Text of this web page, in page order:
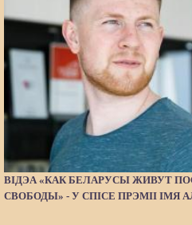
ВІДЭА «КАК БЕЛАРУСЫ ЖИВУТ
СВОБОДЫ» - У СПІСЕ ПРЭМІІ ІМЯ